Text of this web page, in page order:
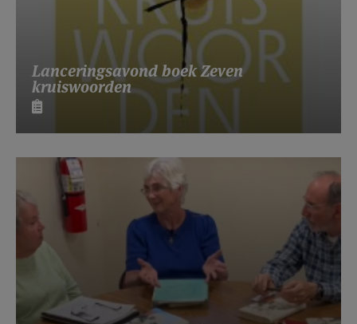
Lanceringsavond boek Zeven
kruiswoorden